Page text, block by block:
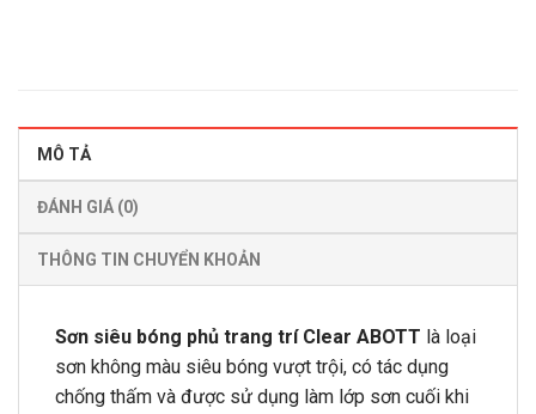
MÔ TẢ
ĐÁNH GIÁ (0)
THÔNG TIN CHUYỂN KHOẢN
Sơn siêu bóng phủ trang trí Clear ABOTT là loại
sơn không màu siêu bóng vượt trội, có tác dụng
chống thấm và được sử dụng làm lớp sơn cuối khi